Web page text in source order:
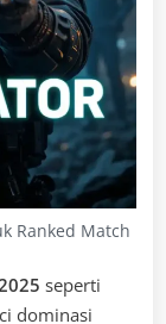
Ranked Match
seperti
dominasi